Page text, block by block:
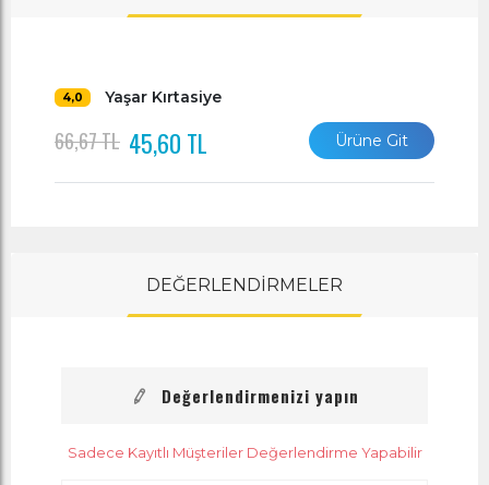
4,0 Yaşar Kırtasiye
66,67 TL 45,60 TL Ürüne Git
DEĞERLENDİRMELER
Değerlendirmenizi yapın
Sadece Kayıtlı Müşteriler Değerlendirme Yapabilir